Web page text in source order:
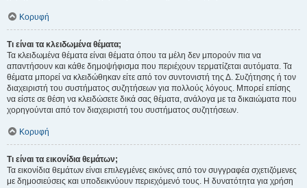
Κορυφή
Τι είναι τα κλειδωμένα θέματα;
Τα κλειδωμένα θέματα είναι θέματα όπου τα μέλη δεν μπορούν πια να
απαντήσουν και κάθε δημοψήφισμα που περιέχουν τερματίζεται αυτόματα. Τα
θέματα μπορεί να κλειδώθηκαν είτε από τον συντονιστή της Δ. Συζήτησης ή τον
διαχειριστή του συστήματος συζητήσεων για πολλούς λόγους. Μπορεί επίσης
να είστε σε θέση να κλειδώσετε δικά σας θέματα, ανάλογα με τα δικαιώματα που
χορηγούνται από τον διαχειριστή του συστήματος συζητήσεων.
Κορυφή
Τι είναι τα εικονίδια θεμάτων;
Τα εικονίδια θεμάτων είναι επιλεγμένες εικόνες από τον συγγραφέα σχετιζόμενες
με δημοσιεύσεις και υποδεικνύουν περιεχόμενό τους. Η δυνατότητα για χρήση